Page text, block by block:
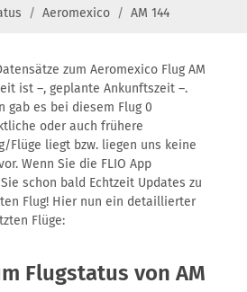
Aeromexico AM 144
zum Aeromexico Flug AM
ist –, geplante Ankunftszeit –.
gab es bei diesem Flug 0
oder auch frühere
Flüge liegt bzw. liegen uns keine
Wenn Sie die FLIO App
schon bald Echtzeit Updates zu
Flug! Hier nun ein detaillierter
Flüge:
Flugstatus von AM